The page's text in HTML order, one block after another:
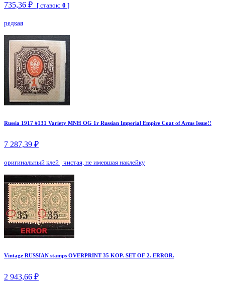
735,36 ₽ [ ставок: 0 ]
редкая
Russia 1917 #131 Variety MNH OG 1r Russian Imperial Empire Coat of Arms Issue!!
7 287,39 ₽
оригинальный клей | чистая, не имевшая наклейку
Vintage RUSSIAN stamps OVERPRINT 35 KOP. SET OF 2. ERROR.
2 943,66 ₽